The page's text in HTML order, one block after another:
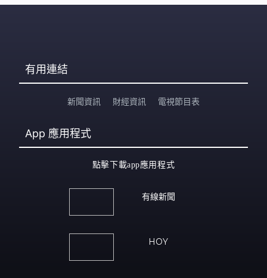
有用連結
新聞資訊 財經資訊 電視節目表
App 應用程式
點擊下載app應用程式
有線新聞
HOY